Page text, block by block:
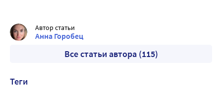
Автор статьи
Анна Горобец
Все статьи автора (115)
Теги